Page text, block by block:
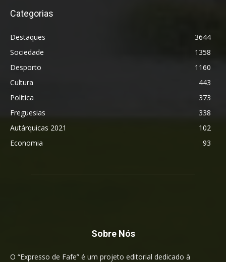
Categorias
Destaques
3644
Sociedade
1358
Desporto
1160
Cultura
443
Política
373
Freguesias
338
Autárquicas 2021
102
Economia
93
Sobre Nós
O “Expresso de Fafe” é um projeto editorial dedicado à